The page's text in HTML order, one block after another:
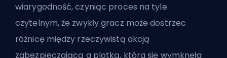
wiarygodność, czyniąc proces na tyle
czytelnym, że zwykły gracz może dostrzec
różnicę między rzeczywistą akcją
zabezpieczającą a plotką, która się wymknęła